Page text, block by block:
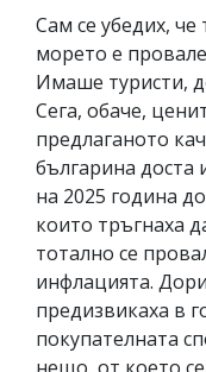
Сам се убедих, че
морето е
Имаше туристи,
Сега, обаче,
предлаганото
българина доста
на 2025 година
които тръгнаха
тотално се
инфлацията.
предизвикаха в
покупателната
нещо, от което